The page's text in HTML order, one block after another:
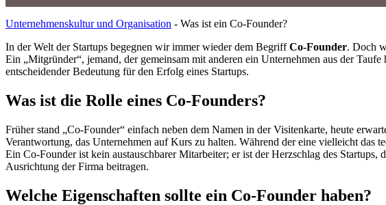
Unternehmenskultur und Organisation - Was ist ein Co-Founder?
In der Welt der Startups begegnen wir immer wieder dem BegriffCo-Founder. Doch
Ein „Mitgründer“, jemand, der gemeinsam mit anderen ein Unternehmen aus der
entscheidender Bedeutung für den Erfolg eines Startups.
Was ist die Rolle eines Co-Founders?
Früher stand „Co-Founder“ einfach neben dem Namen in der Visitenkarte, heute
Verantwortung, das Unternehmen auf Kurs zu halten. Während der eine vielleicht das
Ein Co-Founder ist kein austauschbarer Mitarbeiter; er ist der Herzschlag des
Ausrichtung der Firma beitragen.
Welche Eigenschaften sollte ein Co-Founder haben?